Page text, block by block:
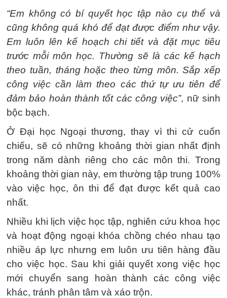
“Em không có bí quyết học tập nào cụ thể và
cũng không quá khó để đạt được điểm như vậy.
Em luôn lên kế hoạch chi tiết và đặt mục tiêu
trước mỗi môn học. Thường sẽ là các kế hạch
theo tuần, tháng hoặc theo từng môn. Sắp xếp
công việc cần làm theo các thứ tự ưu tiên để
đảm bảo hoàn thành tốt các công việc”, nữ sinh
bộc bạch.
Ở Đại học Ngoại thương, thay vì thi cử cuốn
chiếu, sẽ có những khoảng thời gian nhất định
trong năm dành riêng cho các môn thi. Trong
khoảng thời gian này, em thường tập trung 100%
vào việc học, ôn thi để đạt được kết quả cao
nhất.
Nhiều khi lịch việc học tập, nghiên cứu khoa học
và hoạt động ngoại khóa chồng chéo nhau tạo
nhiều áp lực nhưng em luôn ưu tiên hàng đầu
cho việc học. Sau khi giải quyết xong việc học
mới chuyển sang hoàn thành các công việc
khác, tránh phân tâm và xáo trộn.